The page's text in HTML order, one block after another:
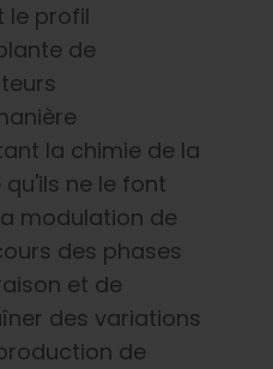
le profil
de
la chimie de la
ne le font
modulation de
des phases
et de
des variations
de